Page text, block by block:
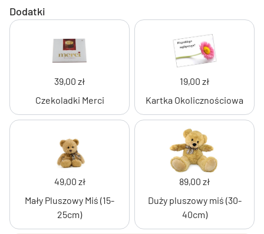
Dodatki
39,00 zł
Czekoladki Merci
19,00 zł
Kartka Okolicznościowa
49,00 zł
Mały Pluszowy Miś (15-
25cm)
89,00 zł
Duży pluszowy miś (30-
40cm)